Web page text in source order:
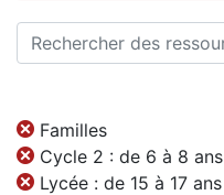
Familles
Cycle 2 : de 6 à 8 ans
Lycée : de 15 à 17 ans